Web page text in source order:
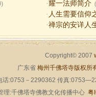
·耀一法师简介
· 人生需要信仰
·禅宗的安详人
Copyright© 2007
广东省 梅州千佛塔寺版权所
话:0753－2290362 传真
:千佛塔寺佛教文化传播中心 粤